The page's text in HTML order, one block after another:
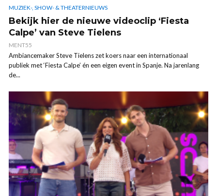
MUZIEK-, SHOW- & THEATERNIEUWS
Bekijk hier de nieuwe videoclip ‘Fiesta
Calpe’ van Steve Tielens
MENT55
Ambiancemaker Steve Tielens zet koers naar een internationaal
publiek met ‘Fiesta Calpe’ én een eigen event in Spanje. Na jarenlang
de...